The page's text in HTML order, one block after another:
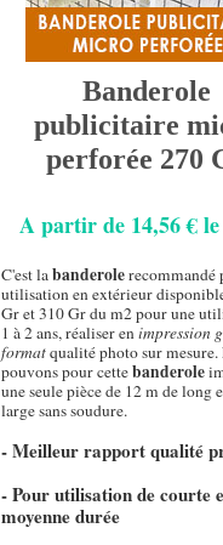
Banderole
publicitaire
perforée 270
A partir de 14,56 €
C'est labanderolerecommandé
utilisation en extérieur
Gr et 310 Gr du m2 pour une
1 à 2 ans, réaliser enimpression
formatqualité photo sur mesure.
pouvons pour cettebanderole
une seule pièce de 12 m de long
large sans soudure.
- Meilleur rapport qualité
- Pour utilisation de courte
moyenne durée